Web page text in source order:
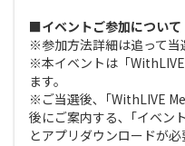
■イベントご参加について
※参加方法詳細は追って当
※本イベントは「
ます。
※ご当選後､「WithLIVE
後にご案内する､「イベン
とアプリダウンロードが